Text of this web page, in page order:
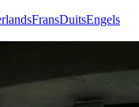
FransDuitsEngels